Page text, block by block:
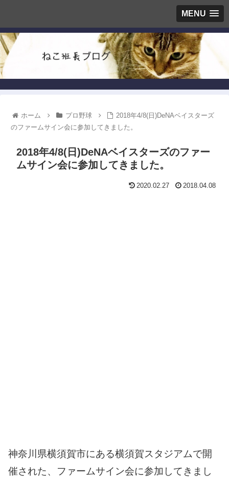
MENU
ホーム プロ野球
2018年4/8(日)DeNAベイスターズ
のファームサイン会に参加してきました。
2018年4/8(日)DeNAベイスターズのファー
ムサイン会に参加してきました。
2020.02.27 2018.04.08
神奈川県横須賀市にある横須賀スタジアムで開
催された、ファームサイン会に参加してきまし